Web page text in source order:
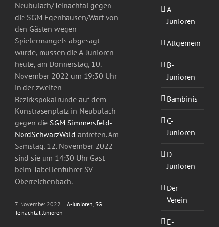
Neubulach/Teinachtal gegen
die SGM Egenhausen/Wart von
den Gästen wegen
Spielermangels abgesagt
wurde, müssen die A-Junioren
heute, am Donnerstag, 10.
November 2022 um 19:30 Uhr
in der zweiten
Bezirkspokalrunde auf dem
Kunstrasenplatz in Neubulach
gegen die SGM Simmersfeld-
NordSchwarzWald antreten. Am
Samstag, 12. November 2022
sind sie um 14:30 Uhr Gast
beim Tabellenführer SV
Oberreichenbach.
7. November 2022 | A-Junioren, SG
Teinachtal Junioren
A-
Junioren
Allgemein
B-
Junioren
Bambinis
C-
Junioren
D-
Junioren
Der
Verein
E-